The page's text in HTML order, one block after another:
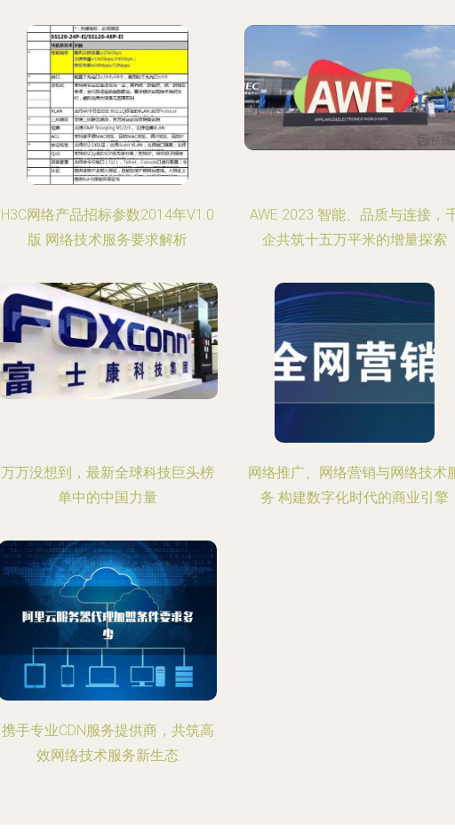
H3C网络产品招标参数2014年V1.0
版 网络技术服务要求解析
AWE 2023 智能、品质与连接，
企共筑十五万平米的增量探索
万万没想到，最新全球科技巨头榜
单中的中国力量
网络推广、网络营销与网络技术
务 构建数字化时代的商业引擎
携手专业CDN服务提供商，共筑高
效网络技术服务新生态